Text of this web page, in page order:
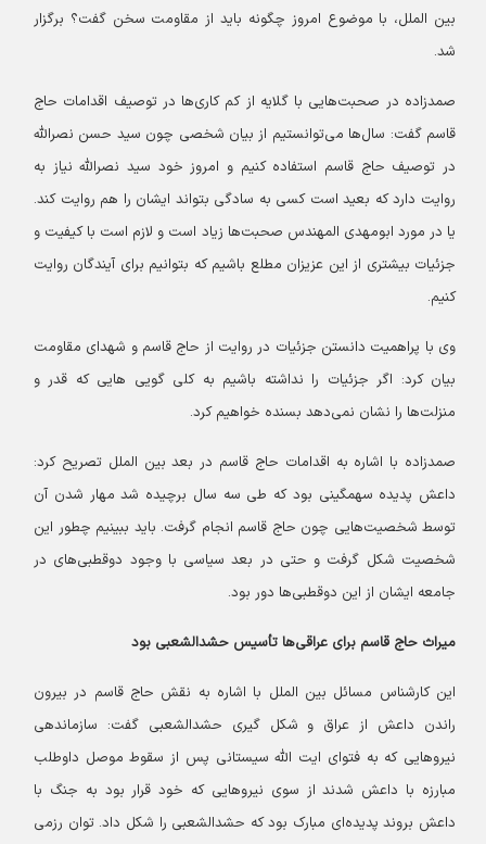
بین الملل، با موضوع امروز چگونه باید از مقاومت سخن گفت؟ برگزار
شد.
صمدزاده در صحبت‌هایی با گلایه از کم کاری‌ها در توصیف اقدامات حاج
قاسم گفت: سال‌ها می‌توانستیم از بیان شخصی چون سید حسن نصرالله
در توصیف حاج قاسم استفاده کنیم و امروز خود سید نصرالله نیاز به
روایت دارد که بعید است کسی به سادگی بتواند ایشان را هم روایت کند.
یا در مورد ابومهدی المهندس صحبت‌ها زیاد است و لازم است با کیفیت و
جزئیات بیشتری از این عزیزان مطلع باشیم که بتوانیم برای آیندگان روایت
کنیم.
وی با پراهمیت دانستن جزئیات در روایت از حاج قاسم و شهدای مقاومت
بیان کرد: اگر جزئیات را نداشته باشیم به کلی گویی هایی که قدر و
منزلت‌ها را نشان نمی‌دهد بسنده خواهیم کرد.
صمدزاده با اشاره به اقدامات حاج قاسم در بعد بین الملل تصریح کرد:
داعش پدیده سهمگینی بود که طی سه سال برچیده شد مهار شدن آن
توسط شخصیت‌هایی چون حاج قاسم انجام گرفت. باید ببینیم چطور این
شخصیت شکل گرفت و حتی در بعد سیاسی با وجود دوقطبی‌های در
جامعه ایشان از این دوقطبی‌ها دور بود.
میراث حاج قاسم برای عراقی‌ها تأسیس حشدالشعبی بود
این کارشناس مسائل بین الملل با اشاره به نقش حاج قاسم در بیرون
راندن داعش از عراق و شکل گیری حشدالشعبی گفت: سازماندهی
نیروهایی که به فتوای ایت الله سیستانی پس از سقوط موصل داوطلب
مبارزه با داعش شدند از سوی نیروهایی که خود قرار بود به جنگ با
داعش بروند پدیده‌ای مبارک بود که حشدالشعبی را شکل داد. توان رزمی